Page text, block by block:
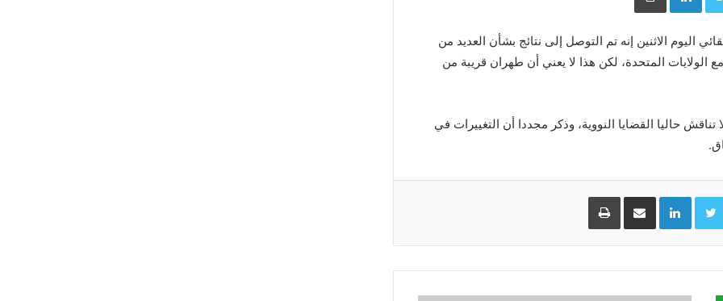
اليوم الاثنين إنه تم التوصل ​إلى نتائج ​بشأن العديد من
المتحدة، لكن هذا لا يعني ​أن طهران قريبة ​من
حاليا القضايا النووية، ⁠وذكر مجددا أن التغييرات في
Twitter
LinkedInمشاركة عبر البريد طباعة